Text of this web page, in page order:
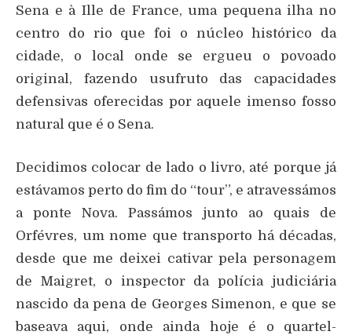
Sena e à Ille de France, uma pequena ilha no
centro do rio que foi o núcleo histórico da
cidade, o local onde se ergueu o povoado
original, fazendo usufruto das capacidades
defensivas oferecidas por aquele imenso fosso
natural que é o Sena.
Decidimos colocar de lado o livro, até porque já
estávamos perto do fim do “tour”, e atravessámos
a ponte Nova. Passámos junto ao quais de
Orfévres, um nome que transporto há décadas,
desde que me deixei cativar pela personagem
de Maigret, o inspector da polícia judiciária
nascido da pena de Georges Simenon, e que se
baseava aqui, onde ainda hoje é o quartel-